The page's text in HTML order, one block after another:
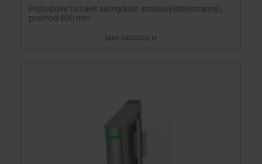
Prístupový turniket swingdoor, stredový(obojstranný),
prechod 600 mm
MAX SWD302A M